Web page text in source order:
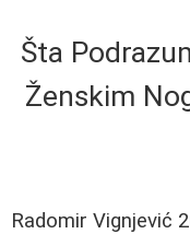
Šta
Ženskim
Radomir Vignjević